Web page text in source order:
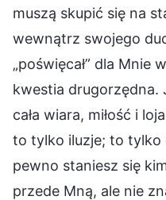
muszą skupić się na
wewnątrz swojego
„poświęcał” dla Mnie
kwestia drugorzędna.
cała wiara, miłość i
to tylko iluzje; to tylko
pewno staniesz się
przede Mną, ale nie